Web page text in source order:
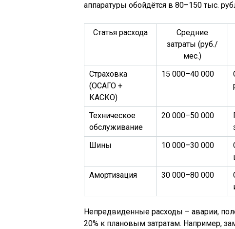
аппаратуры обойдётся в 80–150 тыс.
Статья расхода
Средние
затраты (руб./
мес.)
Страховка
(ОСАГО +
КАСКО)
15 000–40 000
Техническое
обслуживание
20 000–50 000
Шины
10 000–30 000
Амортизация
30 000–80 000
Непредвиденные расходы – аварии,
20% к плановым затратам. Например,